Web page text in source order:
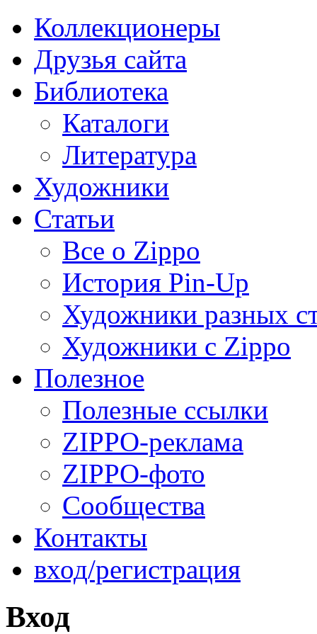
Коллекционеры
Друзья сайта
Библиотека
Каталоги
Литература
Художники
Статьи
Все о Zippo
История Pin-Up
Художники разных
Художники с Zippo
Полезное
Полезные ссылки
ZIPPO-реклама
ZIPPO-фото
Сообщества
Контакты
вход/регистрация
Вход